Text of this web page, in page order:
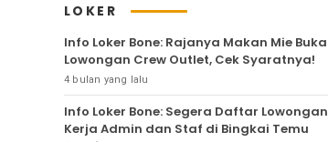
LOKER
Info Loker Bone: Rajanya Makan Mie Buka
Lowongan Crew Outlet, Cek Syaratnya!
4 bulan yang lalu
Info Loker Bone: Segera Daftar Lowongan
Kerja Admin dan Staf di Bingkai Temu